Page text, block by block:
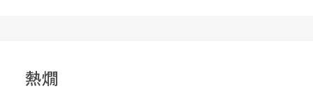
熱燗